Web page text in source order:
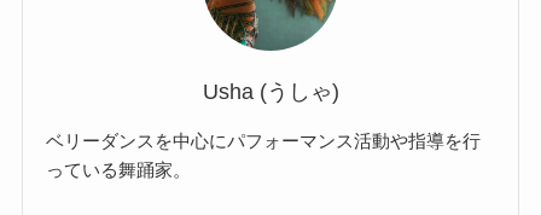
Usha (うしゃ)
ベリーダンスを中心にパフォーマンス活動や指導を行
っている舞踊家。